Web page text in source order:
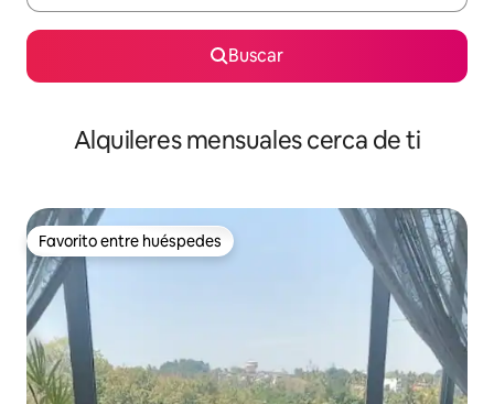
Buscar
Alquileres mensuales cerca de ti
Favorito entre huéspedes
Favorito entre huéspedes